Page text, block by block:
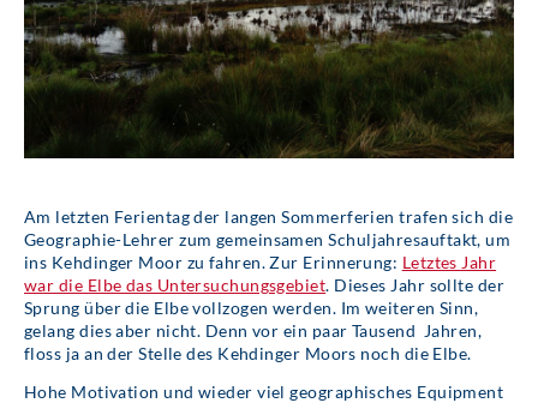
Am letzten Ferientag der langen Sommerferien trafen sich die
Geographie-Lehrer zum gemeinsamen Schuljahresauftakt, um
ins Kehdinger Moor zu fahren. Zur Erinnerung: Letztes Jahr
war die Elbe das Untersuchungsgebiet. Dieses Jahr sollte der
Sprung über die Elbe vollzogen werden. Im weiteren Sinn,
gelang dies aber nicht. Denn vor ein paar Tausend Jahren,
floss ja an der Stelle des Kehdinger Moors noch die Elbe.
Hohe Motivation und wieder viel geographisches Equipment